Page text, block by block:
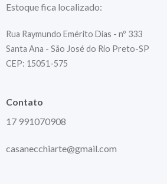
Estoque fica localizado:
Rua Raymundo Emérito Dias - nº 333
Santa Ana - São José do Rio Preto-SP
CEP: 15051-575
Contato
17 991070908
casanecchiarte@gmail.com